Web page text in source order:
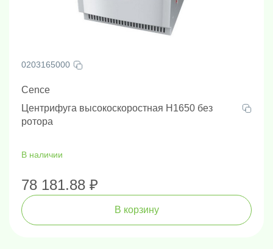
0203165000
Cence
Центрифуга высокоскоростная H1650 без
ротора
В наличии
78 181.88 ₽
В корзину